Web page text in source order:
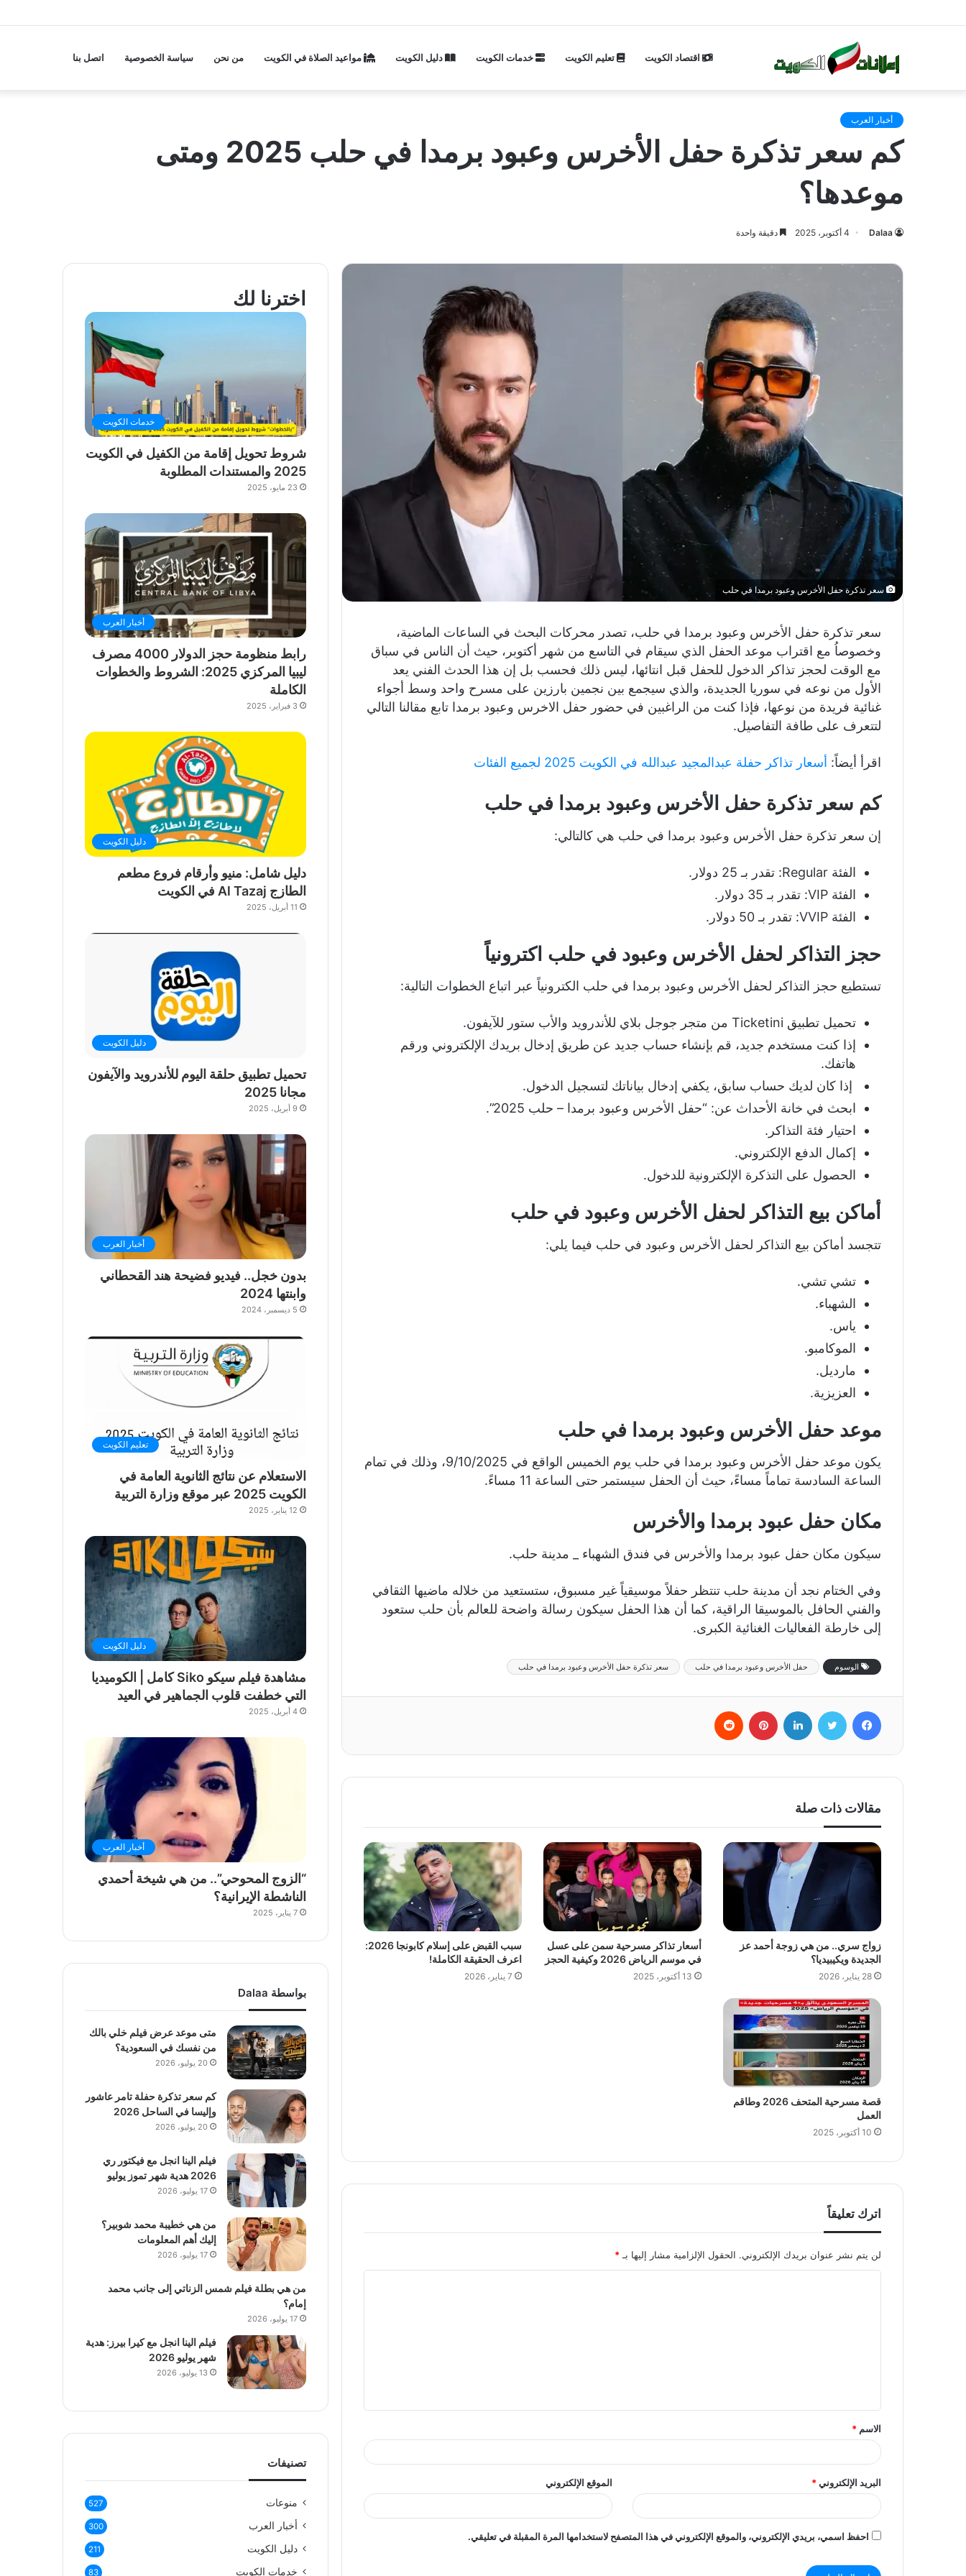
اقتصاد الكويت تعليم الكويت خدمات الكويت دليل الكويت مواعيد الصلاة في الكويت من نحن سياسة الخصوصية اتصل بنا
أخبار العرب
كم سعر تذكرة حفل الأخرس وعبود برمدا في حلب 2025 ومتى
موعدها؟
Dalaa 4 أكتوبر، 2025 دقيقة واحدة
سعر تذكرة حفل الأخرس وعبود برمدا في حلب
سعر تذكرة حفل الأخرس وعبود برمدا في حلب، تصدر محركات البحث في الساعات الماضية،
وخصوصاُ مع اقتراب موعد الحفل الذي سيقام في التاسع من شهر أكتوبر، حيث أن الناس في سباق
مع الوقت لحجز تذاكر الدخول للحفل قبل انتائها، ليس ذلك فحسب بل إن هذا الحدث الفني يعد
الأول من نوعه في سوريا الجديدة، والذي سيجمع بين نجمين بارزين على مسرح واحد وسط أجواء
غنائية فريدة من نوعها، فإذا كنت من الراغبين في حضور حفل الاخرس وعبود برمدا تابع مقالنا التالي
لتتعرف على طافة التفاصيل.
اقرأ أيضاً: أسعار تذاكر حفلة عبدالمجيد عبدالله في الكويت 2025 لجميع الفئات
كم سعر تذكرة حفل الأخرس وعبود برمدا في حلب
إن سعر تذكرة حفل الأخرس وعبود برمدا في حلب هي كالتالي:
الفئة Regular: تقدر بـ 25 دولار.
الفئة VIP: تقدر بـ 35 دولار.
الفئة VVIP: تقدر بـ 50 دولار.
حجز التذاكر لحفل الأخرس وعبود في حلب اكترونياً
تستطيع حجز التذاكر لحفل الأخرس وعبود برمدا في حلب الكترونياً عبر اتباع الخطوات التالية:
تحميل تطبيق Ticketini من متجر جوجل بلاي للأندرويد والأب ستور للآيفون.
إذا كنت مستخدم جديد، قم بإنشاء حساب جديد عن طريق إدخال بريدك الإلكتروني ورقم
هاتفك.
إذا كان لديك حساب سابق، يكفي إدخال بياناتك لتسجيل الدخول.
ابحث في خانة الأحداث عن: “حفل الأخرس وعبود برمدا – حلب 2025”.
احتيار فئة التذاكر.
إكمال الدفع الإلكتروني.
الحصول على التذكرة الإلكترونية للدخول.
أماكن بيع التذاكر لحفل الأخرس وعبود في حلب
تتجسد أماكن بيع التذاكر لحفل الأخرس وعبود في حلب فيما يلي:
تشي تشي.
الشهباء.
ياس.
الموكامبو.
مارديل.
العزيزية.
موعد حفل الأخرس وعبود برمدا في حلب
يكون موعد حفل الأخرس وعبود برمدا في حلب يوم الخميس الواقع في 9/10/2025، وذلك في تمام
الساعة السادسة تماماً مساءً، حيث أن الحفل سيستمر حتى الساعة 11 مساءً.
مكان حفل عبود برمدا والأخرس
سيكون مكان حفل عبود برمدا والأخرس في فندق الشهباء _ مدينة حلب.
وفي الختام نجد أن مدينة حلب تنتظر حفلاً موسيقياً غير مسبوق، ستستعيد من خلاله ماضيها الثقافي
والفني الحافل بالموسيقا الراقية، كما أن هذا الحفل سيكون رسالة واضحة للعالم بأن حلب ستعود
إلى خارطة الفعاليات الغنائية الكبرى.
الوسوم حفل الأخرس وعبود برمدا في حلب سعر تذكرة حفل الأخرس وعبود برمدا في حلب
مقالات ذات صلة
زواج سري.. من هي زوجة أحمد عز
الجديدة ويكيبيديا؟
28 يناير، 2026
أسعار تذاكر مسرحية سمن على عسل
في موسم الرياض 2026 وكيفية الحجز
13 أكتوبر، 2025
سبب القبض على إسلام كابونجا 2026:
اعرف الحقيقة الكاملة!
7 يناير، 2026
قصة مسرحية المتحف 2026 وطاقم
العمل
10 أكتوبر، 2025
اترك تعليقاً
لن يتم نشر عنوان بريدك الإلكتروني. الحقول الإلزامية مشار إليها بـ *
ق
*
الاسم *
البريد الإلكتروني* الموقع الإلكتروني
احفظ اسمي، بريدي الإلكتروني، والموقع الإلكتروني في هذا المتصفح لاستخدامها المرة المقبلة في تعليقي.
اخترنا لك
خدمات الكويت
شروط تحويل إقامة من الكفيل في الكويت
2025 والمستندات المطلوبة
23 مايو، 2025
أخبار العرب
رابط منظومة حجز الدولار 4000 مصرف
ليبيا المركزي 2025: الشروط والخطوات
الكاملة
3 فبراير، 2025
دليل الكويت
دليل شامل: منيو وأرقام فروع مطعم
الطازج Al Tazaj في الكويت
11 أبريل، 2025
دليل الكويت
تحميل تطبيق حلقة اليوم للأندرويد والآيفون
مجانا 2025
9 أبريل، 2025
أخبار العرب
بدون خجل.. فيديو فضيحة هند القحطاني
وابنتها 2024
5 ديسمبر، 2024
تعليم الكويت
الاستعلام عن نتائج الثانوية العامة في
الكويت 2025 عبر موقع وزارة التربية
12 يناير، 2025
دليل الكويت
مشاهدة فيلم سيكو Siko كامل | الكوميديا
التي خطفت قلوب الجماهير في العيد
4 أبريل، 2025
أخبار العرب
“الزوج المحوحي”.. من هي شيخة أحمدي
الناشطة الإيرانية؟
7 يناير، 2025
بواسطة Dalaa
متى موعد عرض فيلم خلي بالك
من نفسك في السعودية؟
20 يوليو، 2026
كم سعر تذكرة حفلة تامر عاشور
وإليسا في الساحل 2026
20 يوليو، 2026
فيلم الينا انجل مع فيكتور ري
2026 هدية شهر تموز يوليو
17 يوليو، 2026
من هي خطيبة محمد شوبير؟
إليك أهم المعلومات
17 يوليو، 2026
من هي بطلة فيلم شمس الزناتي إلى جانب محمد
إمام؟
17 يوليو، 2026
فيلم الينا انجل مع كيرا بيرز: هدية
شهر يوليو 2026
13 يوليو، 2026
تصنيفات
منوعات 527
أخبار العرب 300
دليل الكويت 211
خدمات الكويت 83